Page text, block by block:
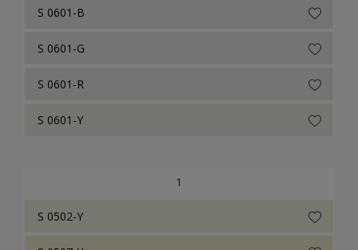
Consolan Trade
Consolan Farbtöne
Consolan Wetterschutzfarbe
S 0601-B
S 0601-G
S 0601-R
S 0601-Y
1
S 0502-Y